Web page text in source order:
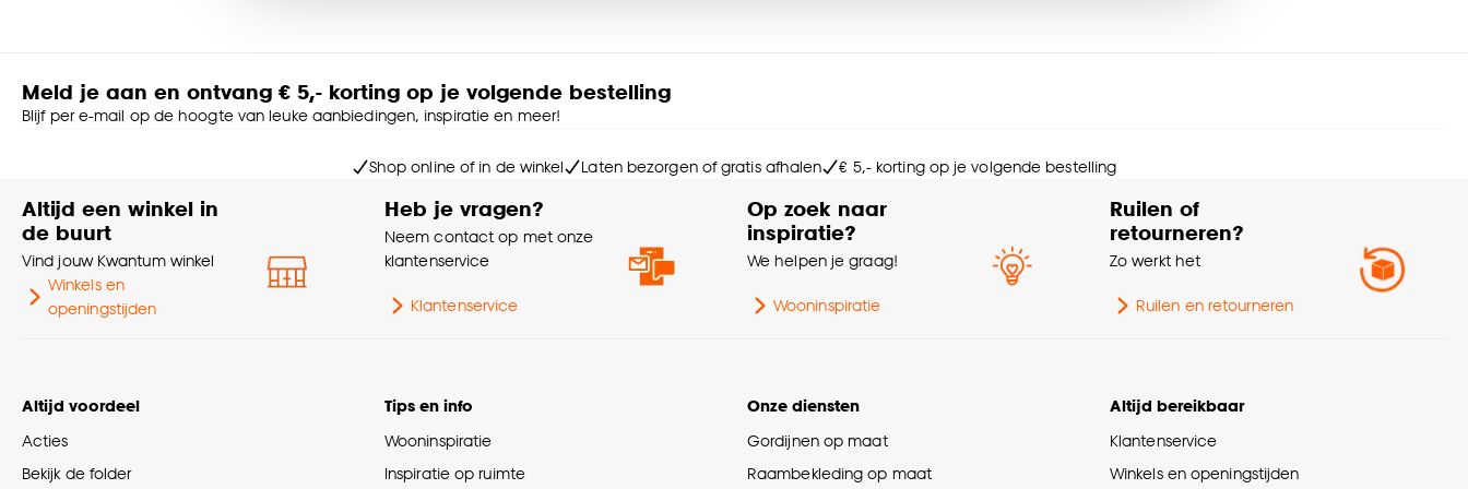
Afwasbaar, Afnemen met
vochtige doek
Lamelbreedte
Mogelijkheden inkorten Alleen breedte
Inclusief
Meld je aan en ontvang € 5,- korting op je volgende bestelling
Blijf per e-mail op de hoogte van leuke aanbiedingen, inspiratie en meer!
Shop online of in de winkel Laten bezorgen of gratis afhalen € 5,- korting op je volgende bestelling
Altijd een winkel in
de buurt
Vind jouw Kwantum winkel
Winkels en
openingstijden
Heb je vragen?
Neem contact op met onze
klantenservice
Klantenservice
Op zoek naar
inspiratie?
We helpen je graag!
Wooninspiratie
Ruilen of
retourneren?
Zo werkt het
Ruilen en retourneren
Altijd voordeel
Acties
Bekijk de folder
Tips en info
Wooninspiratie
Inspiratie op ruimte
Onze diensten
Gordijnen op maat
Raambekleding op maat
Altijd bereikbaar
Klantenservice
Winkels en openingstijden